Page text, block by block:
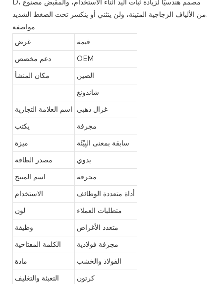
D، مصمم هندسيًا لزيادة ثبات اليد أثناء الاستخدام، والمقبض مصنوع
من الألياف الزجاجية المتينة، ولن ينثني أو ينكسر تحت الضغط الشديد.
مواصفة
غرض
قيمة
دعم مخصص
OEM
مكان المنشأ
الصين
شاندونغ
اسم العلامة التجارية
غزال ذهبي
يكتب
مجرفة
ميزة
سابقة بمعنى البِيْئَة
مصدر الطاقة
يدوي
اسم المنتج
مجرفة
الاستخدام
أداة متعددة الوظائف
لون
متطلبات العملاء
وظيفة
متعدد الأغراض
الكلمة المفتاحية
مجرفة فولاذية
مادة
الفولاذ والخشب
التعبئة والتغليف
كرتون